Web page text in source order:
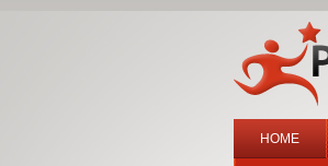
HOME